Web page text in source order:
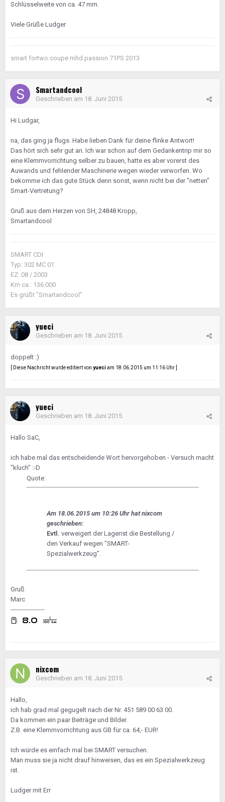
Schlüsselweite von ca. 47 mm.
Viele Grüße Ludger
smart fortwo coupe mhd passion 71PS 2013
Smartandcool
Geschrieben am 18. Juni 2015
Hi Ludgar,
na, das ging ja flugs. Habe lieben Dank für deine flinke Antwort!
Das hört sich sehr gut an. Ich war schon auf dem Gedankentrip mir so
eine Klemmvorrichtung selber zu bauen, hatte es aber vorerst des
Auwands und fehlender Maschinerie wegen wieder verworfen. Wo
bekomme ich das gute Stück denn sonst, wenn nicht bei der "netten"
Smart-Vertretung?
Gruß aus dem Herzen von SH, 24848 Kropp,
Smartandcool
SMART CDI
Typ: 302 MC 01
EZ: 08 / 2003
Km ca.: 136.000
Es grüßt "Smartandcool"
yueci
Geschrieben am 18. Juni 2015
doppelt :)
[ Diese Nachricht wurde editiert von yueciam 18.06.2015 um 11:16 Uhr ]
yueci
Geschrieben am 18. Juni 2015
Hallo SaC,
ich habe mal das entscheidende Wort hervorgehoben - Versuch macht
"kluch" :-D
Quote:
Am 18.06.2015 um 10:26 Uhr hat nixcom
geschrieben:
Evtl. verweigert der Lagerist die Bestellung /
den Verkauf wegen "SMART-
Spezialwerkzeug".
Gruß
Marc
-----------------
nixcom
Geschrieben am 18. Juni 2015
Hallo,
ich hab grad mal gegugelt nach der Nr. 451 589 00 63 00.
Da kommen ein paar Beiträge und Bilder.
Z.B. eine Klemmvorrichtung aus GB für ca. 64,- EUR!
Ich würde es einfach mal bei SMART versuchen.
Man muss sie ja nicht drauf hinweisen, das es ein Spezialwerkzeug
ist.
Ludger mit Err